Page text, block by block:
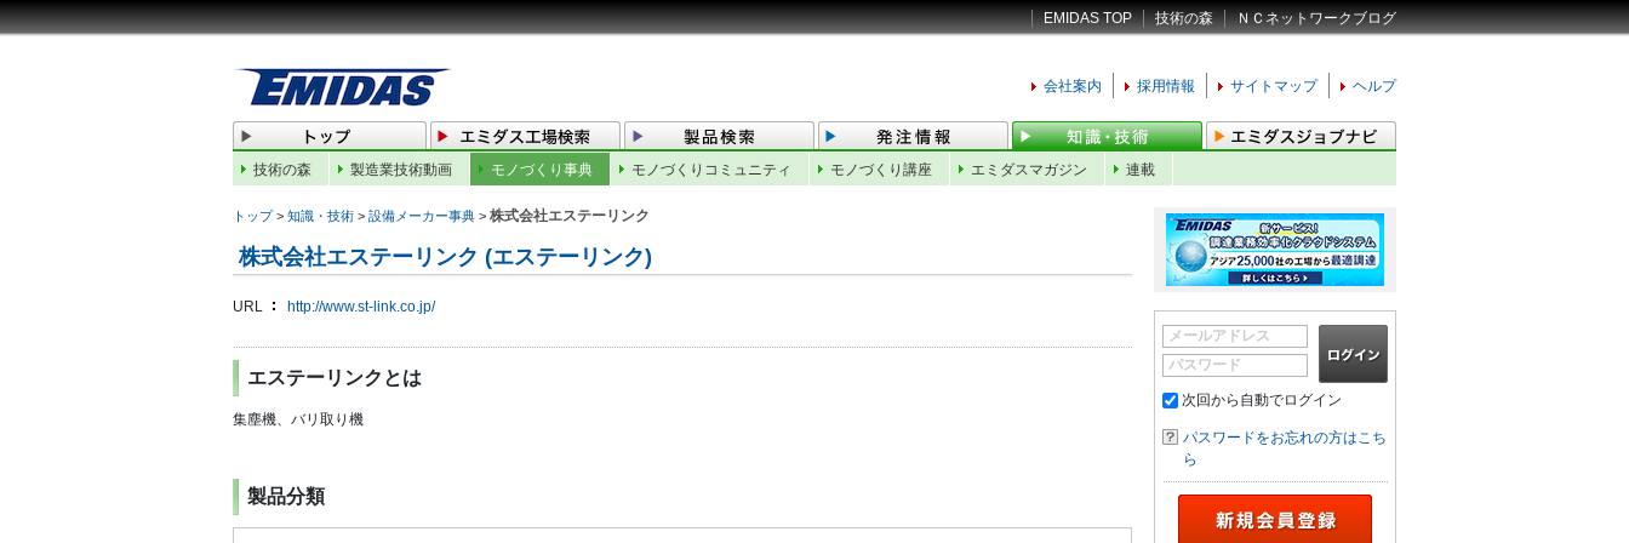
EMIDAS TOP 技術の森 ＮＣネットワークブログ
会社案内 採用情報 サイトマップ ヘルプ
技術の森 製造業技術動画 モノづくり事典 モノづくりコミュニティ モノづくり講座 エミダスマガジン 連載
トップ> 知識・技術 > 設備メーカー事典 > 株式会社エステーリンク
株式会社エステーリンク (エステーリンク)
URL http://www.st-link.co.jp/
エステーリンクとは
集塵機、バリ取り機
製品分類
メールアドレス
パスワード
次回から自動でログイン
パスワードをお忘れの方はこち
ら